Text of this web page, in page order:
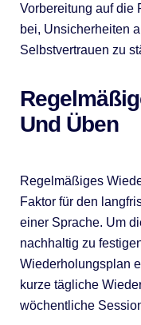
Vorbereitung auf die
bei, Unsicherheiten
Selbstvertrauen zu
Und Üben
Regelmäßiges
Faktor für den
einer Sprache. Um
nachhaltig zu
Wiederholungsplan
kurze tägliche
wöchentliche